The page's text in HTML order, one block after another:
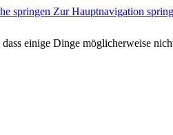
springen Zur Hauptnavigation
einige Dinge möglicherweise